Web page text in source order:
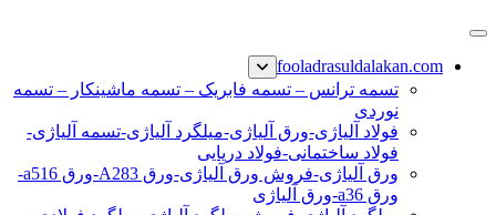
پرش
محتوا
نبشی فولادی-ناودانی فولادی-قیمت ورق-قیمت فولاد
fooladrasuldalakan.com
تسمه ترانس – تسمه فابریک – تسمه ماشینکار – تسمه
نوردی
فولاد آلیاژی-ورق آلیاژی-میلگرد آلیاژی-تسمه آلیاژی-
فولاد ساختمانی-فولاد دریایی
ورق آلیاژی-فروش ورق آلیاژی-ورق A283-ورق a516-
ورق a36-ورق آلیاژی